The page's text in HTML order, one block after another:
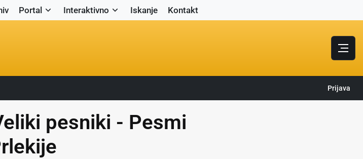
Portal Interaktivno Iskanje Kontakt
Prijava
pesniki - Pesmi